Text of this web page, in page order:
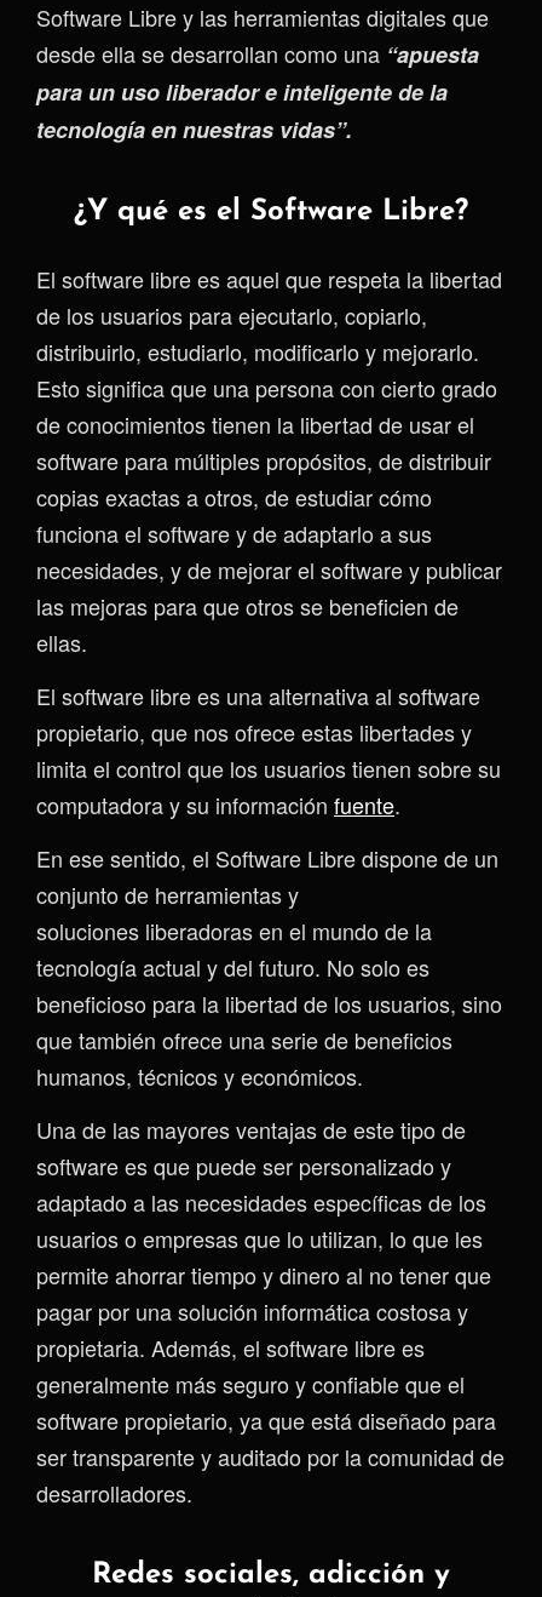
Software Libre y las herramientas digitales que
desde ella se desarrollan como una “apuesta
para un uso liberador e inteligente de la
tecnología en nuestras vidas”.
¿Y qué es el Software Libre?
El software libre es aquel que respeta la libertad
de los usuarios para ejecutarlo, copiarlo,
distribuirlo, estudiarlo, modificarlo y mejorarlo.
Esto significa que una persona con cierto grado
de conocimientos tienen la libertad de usar el
software para múltiples propósitos, de distribuir
copias exactas a otros, de estudiar cómo
funciona el software y de adaptarlo a sus
necesidades, y de mejorar el software y publicar
las mejoras para que otros se beneficien de
ellas.
El software libre es una alternativa al software
propietario, que nos ofrece estas libertades y
limita el control que los usuarios tienen sobre su
computadora y su información fuente.
En ese sentido, el Software Libre dispone de un
conjunto de herramientas y
soluciones liberadoras en el mundo de la
tecnología actual y del futuro. No solo es
beneficioso para la libertad de los usuarios, sino
que también ofrece una serie de beneficios
humanos, técnicos y económicos.
Una de las mayores ventajas de este tipo de
software es que puede ser personalizado y
adaptado a las necesidades específicas de los
usuarios o empresas que lo utilizan, lo que les
permite ahorrar tiempo y dinero al no tener que
pagar por una solución informática costosa y
propietaria. Además, el software libre es
generalmente más seguro y confiable que el
software propietario, ya que está diseñado para
ser transparente y auditado por la comunidad de
desarrolladores.
Redes sociales, adicción y